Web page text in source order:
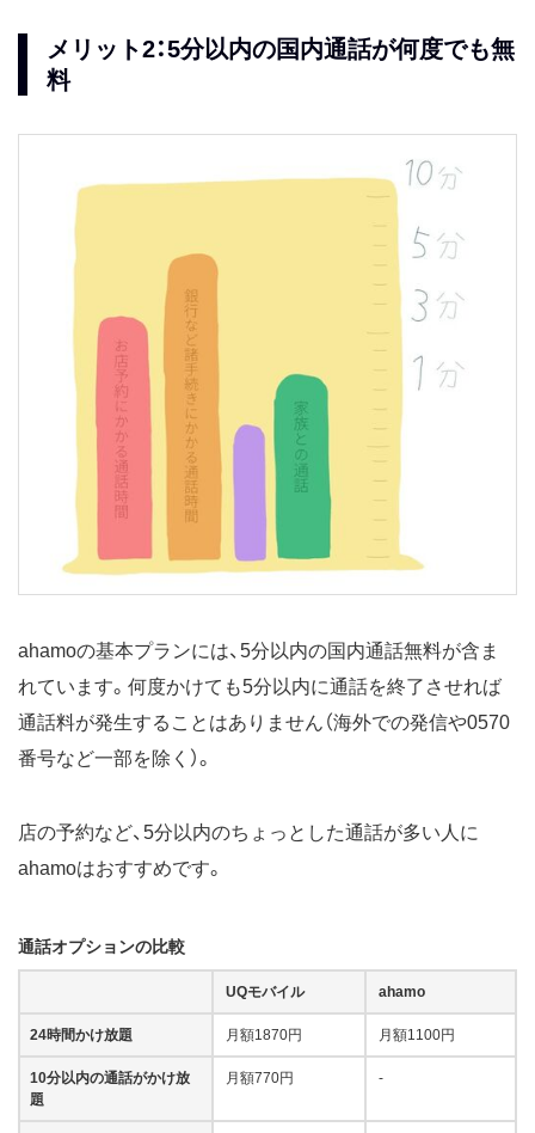
メリット2：5分以内の国内通話が何度でも無
料
ahamoの基本プランには、5分以内の国内通話無料が含ま
れています。何度かけても5分以内に通話を終了させれば
通話料が発生することはありません（海外での発信や0570
番号など一部を除く）。
店の予約など、5分以内のちょっとした通話が多い人に
ahamoはおすすめです。
通話オプションの比較
UQモバイル ahamo
24時間かけ放題 月額1870円 月額1100円
10分以内の通話がかけ放
題
月額770円 -